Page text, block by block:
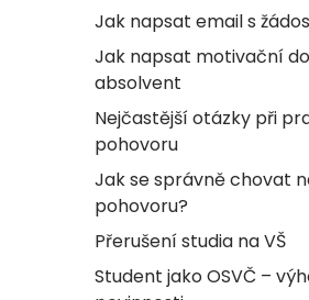
Jak napsat email s
Jak napsat motivační
absolvent
Nejčastější otázky při
pohovoru
Jak se správně chovat
pohovoru?
Přerušení studia na VŠ
Student jako OSVČ –